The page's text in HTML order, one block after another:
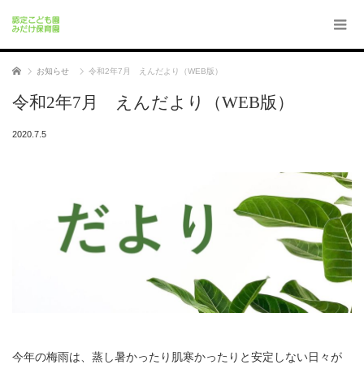
ホーム お知らせ 令和2年7月 えんだより（WEB版）
令和2年7月 えんだより（WEB版）
2020.7.5
今年の梅雨は、蒸し暑かったり肌寒かったりと安定しない日々が